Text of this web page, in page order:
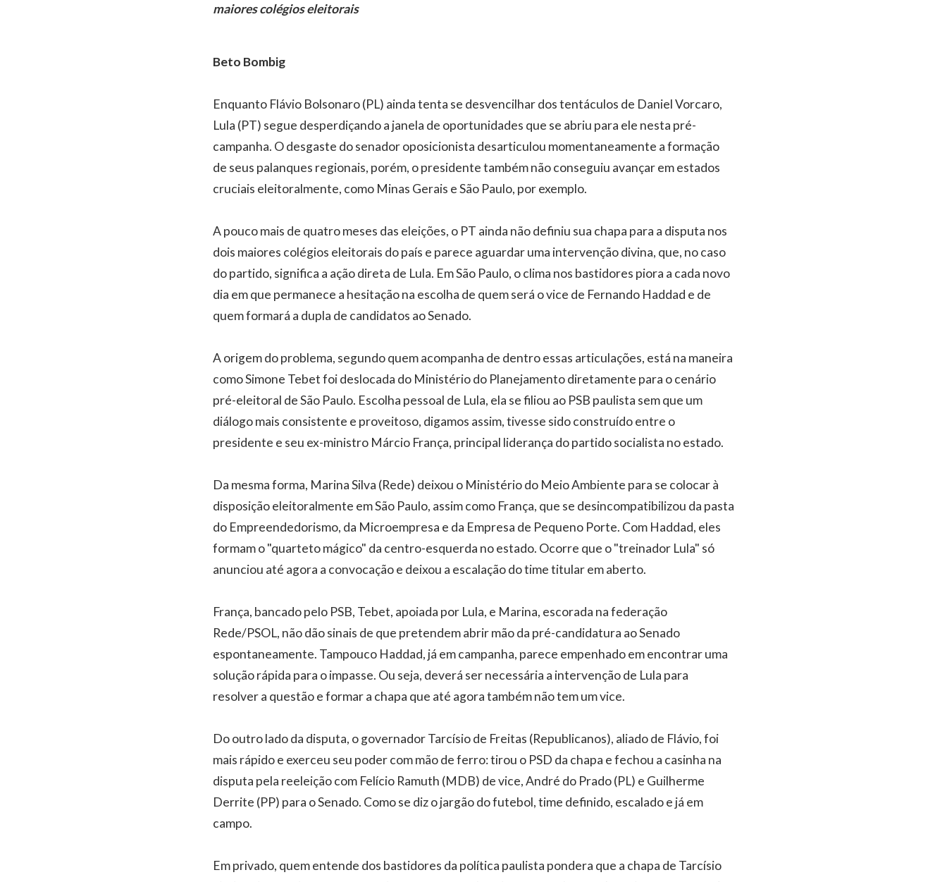
maiores colégios eleitorais
Beto Bombig
Enquanto Flávio Bolsonaro (PL) ainda tenta se desvencilhar dos tentáculos de Daniel Vorcaro,
Lula (PT) segue desperdiçando a janela de oportunidades que se abriu para ele nesta pré-
campanha. O desgaste do senador oposicionista desarticulou momentaneamente a formação
de seus palanques regionais, porém, o presidente também não conseguiu avançar em estados
cruciais eleitoralmente, como Minas Gerais e São Paulo, por exemplo.
A pouco mais de quatro meses das eleições, o PT ainda não definiu sua chapa para a disputa nos
dois maiores colégios eleitorais do país e parece aguardar uma intervenção divina, que, no caso
do partido, significa a ação direta de Lula. Em São Paulo, o clima nos bastidores piora a cada novo
dia em que permanece a hesitação na escolha de quem será o vice de Fernando Haddad e de
quem formará a dupla de candidatos ao Senado.
A origem do problema, segundo quem acompanha de dentro essas articulações, está na maneira
como Simone Tebet foi deslocada do Ministério do Planejamento diretamente para o cenário
pré-eleitoral de São Paulo. Escolha pessoal de Lula, ela se filiou ao PSB paulista sem que um
diálogo mais consistente e proveitoso, digamos assim, tivesse sido construído entre o
presidente e seu ex-ministro Márcio França, principal liderança do partido socialista no estado.
Da mesma forma, Marina Silva (Rede) deixou o Ministério do Meio Ambiente para se colocar à
disposição eleitoralmente em São Paulo, assim como França, que se desincompatibilizou da pasta
do Empreendedorismo, da Microempresa e da Empresa de Pequeno Porte. Com Haddad, eles
formam o "quarteto mágico" da centro-esquerda no estado. Ocorre que o "treinador Lula" só
anunciou até agora a convocação e deixou a escalação do time titular em aberto.
França, bancado pelo PSB, Tebet, apoiada por Lula, e Marina, escorada na federação
Rede/PSOL, não dão sinais de que pretendem abrir mão da pré-candidatura ao Senado
espontaneamente. Tampouco Haddad, já em campanha, parece empenhado em encontrar uma
solução rápida para o impasse. Ou seja, deverá ser necessária a intervenção de Lula para
resolver a questão e formar a chapa que até agora também não tem um vice.
Do outro lado da disputa, o governador Tarcísio de Freitas (Republicanos), aliado de Flávio, foi
mais rápido e exerceu seu poder com mão de ferro: tirou o PSD da chapa e fechou a casinha na
disputa pela reeleição com Felício Ramuth (MDB) de vice, André do Prado (PL) e Guilherme
Derrite (PP) para o Senado. Como se diz o jargão do futebol, time definido, escalado e já em
campo.
Em privado, quem entende dos bastidores da política paulista pondera que a chapa de Tarcísio